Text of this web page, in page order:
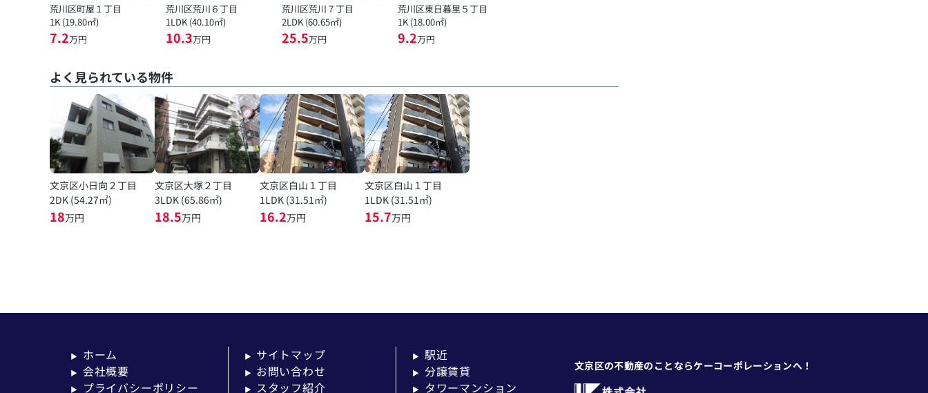
荒川区町屋１丁目
1K (19.80㎡)
7.2万円
荒川区荒川６丁目
1LDK (40.10㎡)
10.3万円
荒川区荒川７丁目
2LDK (60.65㎡)
25.5万円
荒川区東日暮里５丁目
1K (18.00㎡)
9.2万円
よく見られている物件
文京区小日向２丁目
2DK (54.27㎡)
18万円
文京区大塚２丁目
3LDK (65.86㎡)
18.5万円
文京区白山１丁目
1LDK (31.51㎡)
16.2万円
文京区白山１丁目
1LDK (31.51㎡)
15.7万円
▶ ホーム
▶ 会社概要
▶ プライバシーポリシー
▶ サイトマップ
▶ お問い合わせ
▶ スタッフ紹介
▶ 駅近
▶ 分譲賃貸
▶ タワーマンション
文京区の不動産のことならケーコーポレーションへ！